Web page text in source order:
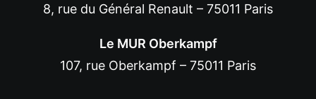
8, rue du Général Renault – 75011 Paris
Le MUR Oberkampf
107, rue Oberkampf – 75011 Paris